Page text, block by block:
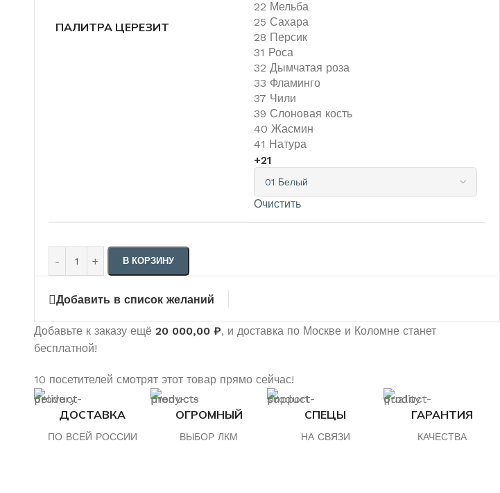
ПАЛИТРА ЦЕРЕЗИТ
22 Мельба
25 Сахара
28 Персик
31 Роса
32 Дымчатая роза
33 Фламинго
37 Чили
39 Слоновая кость
40 Жасмин
41 Натура
+21
Очистить
В КОРЗИНУ
Добавить в список желаний
Добавьте к заказу ещё 20 000,00 ₽, и доставка по Москве и Коломне станет
бесплатной!
10 посетителей смотрят этот товар прямо сейчас!
ДОСТАВКА
ПО ВСЕЙ РОССИИ
ОГРОМНЫЙ
ВЫБОР ЛКМ
СПЕЦЫ
НА СВЯЗИ
ГАРАНТИЯ
КАЧЕСТВА